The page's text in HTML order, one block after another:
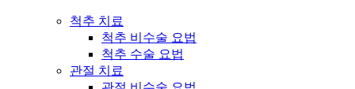
척추 치료
척추 비수술 요법
척추 수술 요법
관절 치료